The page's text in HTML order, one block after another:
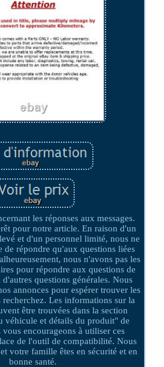
les réponses aux messages.
pour notre article. En raison d'un
et d'un personnel limité, nous ne
de répondre qu'aux questions liées
nous n'avons pas les
pour répondre aux questions de
questions générales. Nous
annonces pour espérer trouver les
recherchez. Les informations sur la
être trouvées dans la section
véhicule et détails du produit" de
encourageons à utiliser ces
de l'outil de compatibilité. Nous
votre famille êtes en sécurité et en
bonne santé.